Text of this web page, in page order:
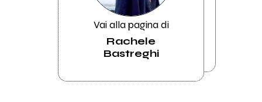
Vai alla pagina di
Rachele
Bastreghi